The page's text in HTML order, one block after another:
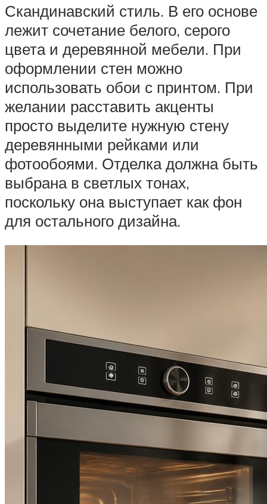
Скандинавский стиль. В его основе
лежит сочетание белого, серого
цвета и деревянной мебели. При
оформлении стен можно
использовать обои с принтом. При
желании расставить акценты
просто выделите нужную стену
деревянными рейками или
фотообоями. Отделка должна быть
выбрана в светлых тонах,
поскольку она выступает как фон
для остального дизайна.